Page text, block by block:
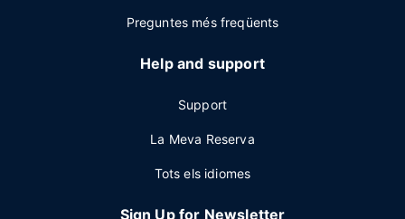
Preguntes més freqüents
Help and support
Support
La Meva Reserva
Tots els idiomes
Sign Up for Newsletter